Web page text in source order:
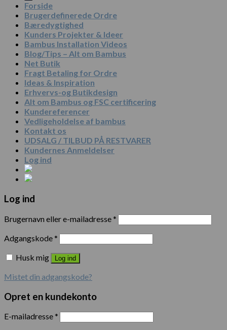
Forside
Brugerdefinerede Ordre
Bæredygtighed
Kunders Projekter & Ideer
Bambus Installation Videos
Blog/Tips – Alt om Bambus
Net Butik
Fragt Betaling for Ordre
Ideas & Inspiration
Erhvervs-og Butikdesign
Alt om Bambus og FSC certificering
Kundereferencer
Vedligeholdelse af bambus
Kontakt os
UDSALG / TILBUD PÅ RESTVARER
Kundernes Anmeldelser
Log ind
Log ind
Brugernavn eller e-mailadresse*
Adgangskode*
Husk mig
Log ind
Mistet din adgangskode?
Opret en kundekonto
E-mailadresse*